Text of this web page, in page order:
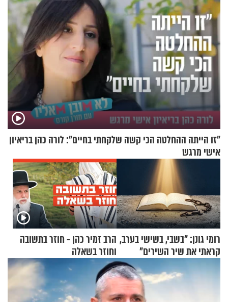
"זו הייתה ההחלטה הכי קשה שלקחתי בחיים": לורה כהן בריאיון
אישי מרגש
רומי גונן: "בשבי, בשישי בערב,
קראתי את שיר השירים"
הרב זמיר כהן - חוזר בתשובה
וחוזר בשאלה